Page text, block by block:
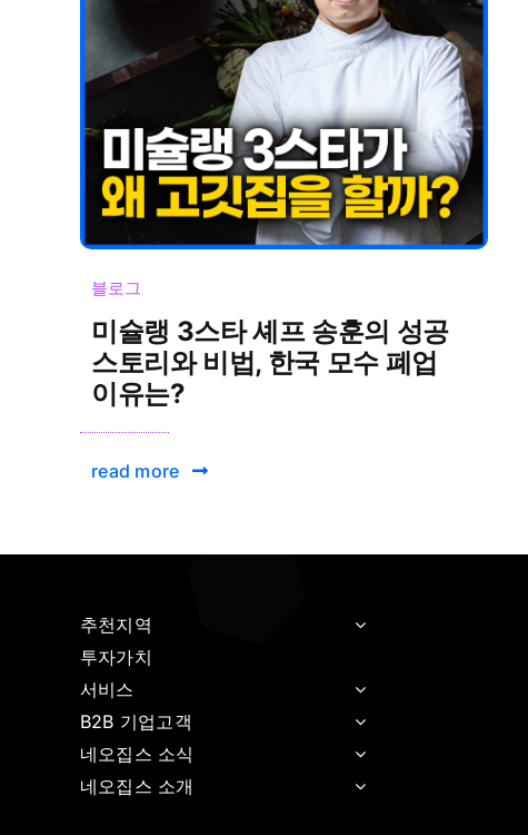
블로그
미슐랭 3스타 셰프 송훈의 성공
스토리와 비법, 한국 모수 폐업
이유는?
read more
추천지역
투자가치
서비스
B2B 기업고객
네오집스 소식
네오집스 소개